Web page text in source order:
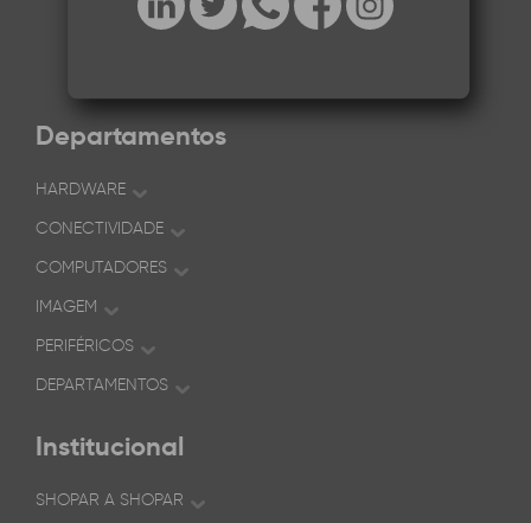
Departamentos
HARDWARE
CONECTIVIDADE
COMPUTADORES
IMAGEM
PERIFÉRICOS
DEPARTAMENTOS
Institucional
SHOPAR A SHOPAR